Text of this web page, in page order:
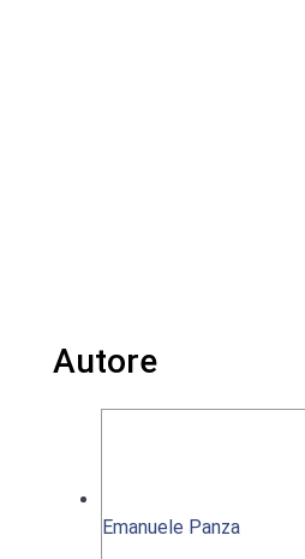
Autore
Emanuele Panza